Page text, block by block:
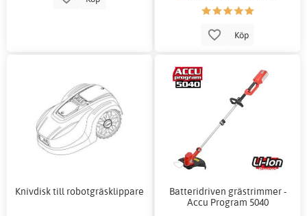
Köp
Knivdisk till robotgräsklippare
Batteridriven grästrimmer -
Accu Program 5040